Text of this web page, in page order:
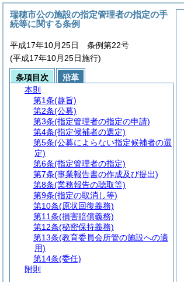
瑞穂市公の施設の指定管理者の指定の手
続等に関する条例
平成17年10月25日 条例第22号
(平成17年10月25日施行)
条項目次
沿革
本則
第1条(趣旨)
第2条(公募)
第3条(指定管理者の指定の申請)
第4条(指定候補者の選定)
第5条(公募によらない指定候補者の選
定)
第6条(指定管理者の指定)
第7条(事業報告書の作成及び提出)
第8条(業務報告の聴取等)
第9条(指定の取消し等)
第10条(原状回復義務)
第11条(損害賠償義務)
第12条(秘密保持義務)
第13条(教育委員会所管の施設への適
用)
第14条(委任)
附則